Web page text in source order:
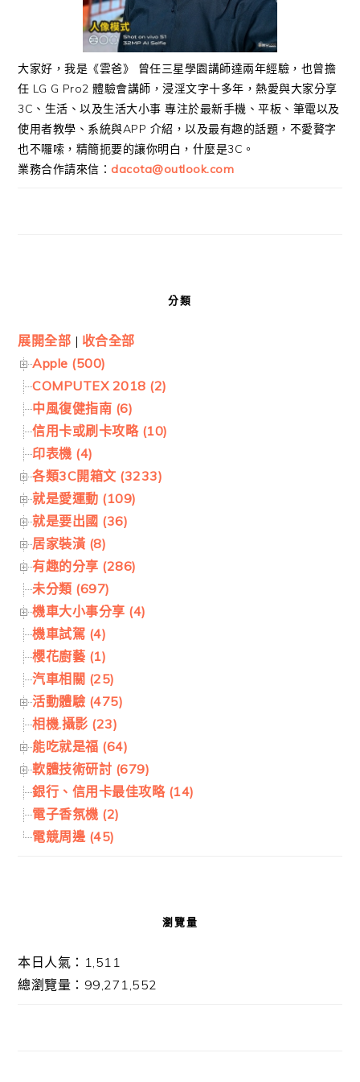
大家好，我是《雲爸》 曾任三星學園講師達兩年經驗，也曾擔
任 LG G Pro2 體驗會講師，浸淫文字十多年，熱愛與大家分享
3C、生活、以及生活大小事 專注於最新手機、平板、筆電以及
使用者教學、系統與APP 介紹，以及最有趣的話題，不愛贅字
也不囉嗦，精簡扼要的讓你明白，什麼是3C。
業務合作請來信： dacota@outlook.com
分類
展開全部 | 收合全部
Apple (500)
COMPUTEX 2018 (2)
中風復健指南 (6)
信用卡或刷卡攻略 (10)
印表機 (4)
各類3C開箱文 (3233)
就是愛運動 (109)
就是要出國 (36)
居家裝潢 (8)
有趣的分享 (286)
未分類 (697)
機車大小事分享 (4)
機車試駕 (4)
櫻花廚藝 (1)
汽車相關 (25)
活動體驗 (475)
相機.攝影 (23)
能吃就是福 (64)
軟體技術研討 (679)
銀行、信用卡最佳攻略 (14)
電子香氛機 (2)
電競周邊 (45)
瀏覽量
本日人氣：1,511
總瀏覽量：99,271,552